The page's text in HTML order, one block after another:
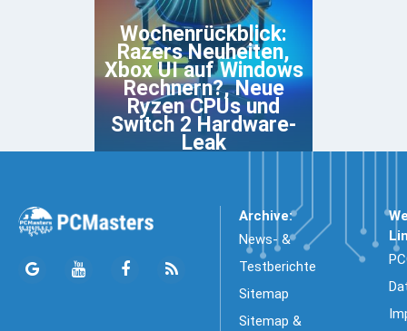
Wochenrückblick:
Razers Neuheiten,
Xbox UI auf Windows
Rechnern?, Neue
Ryzen CPUs und
Switch 2 Hardware-
Leak
Archive:
News- &
Testberichte
Sitemap
Sitemap &